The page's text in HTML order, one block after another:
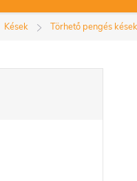
Kések Törhető pengés kések